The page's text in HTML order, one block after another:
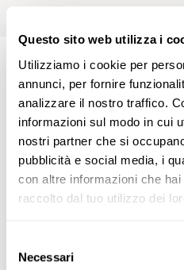
Questo sito web utilizza i
Utilizziamo i cookie per
annunci, per fornire
analizzare il nostro traffico.
informazioni sul modo in cui
nostri partner che si
pubblicità e social media, i
con altre informazioni che
raccolto dal tuo utilizzo dei
delNecessari
PERCORSO